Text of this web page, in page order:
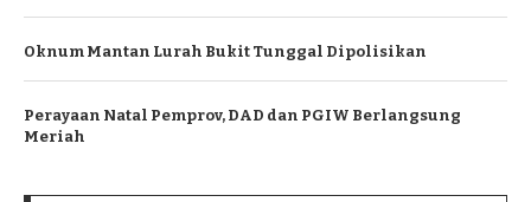
Oknum Mantan Lurah Bukit Tunggal Dipolisikan
Perayaan Natal Pemprov, DAD dan PGIW Berlangsung
Meriah